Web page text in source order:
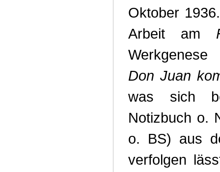
Oktober
Arbeit am
Don Juan
was sich
Notizbuch o.
o. BS) aus
verfolgen